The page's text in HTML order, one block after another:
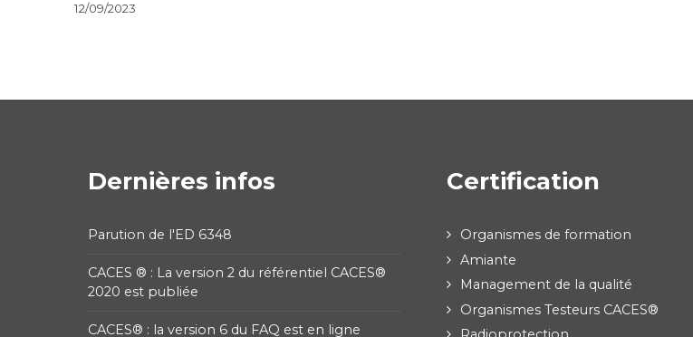
12/09/2023
Dernières infos
Parution de l'ED 6348
CACES ® : La version 2 du référentiel CACES®
2020 est publiée
CACES® : la version 6 du FAQ est en ligne
Certification
Organismes de formation
Amiante
Management de la qualité
Organismes Testeurs CACES®